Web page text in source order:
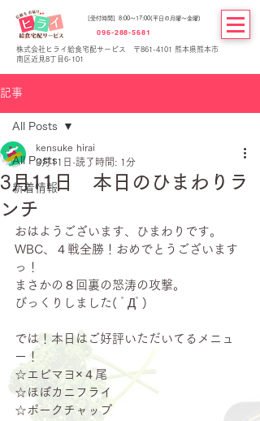
[受付時間] 8:00～17:00(平日の月曜～金曜)
096-288-5681
株式会社ヒライ給食宅配サービス 〒861-4101 熊本県熊本市
南区近見8丁目6-101
記事
All Posts
新着情報
All Posts
3月11日 本日のひまわりラ
ンチ
kensuke hirai
3月11日 読了時間: 1分
おはようございます、ひまわりです。
WBC、４戦全勝！おめでとうございます
っ！
まさかの８回裏の怒涛の攻撃。
びっくりしました( ﾟДﾟ)
では！本日はご好評いただいてるメニュ
ー！
☆エビマヨ×４尾
☆ほぼカニフライ
☆ポークチャップ